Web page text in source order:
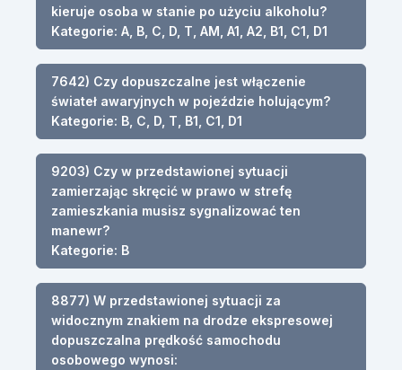
kieruje osoba w stanie po użyciu alkoholu?
Kategorie: A, B, C, D, T, AM, A1, A2, B1, C1, D1
7642) Czy dopuszczalne jest włączenie
świateł awaryjnych w pojeździe holującym?
Kategorie: B, C, D, T, B1, C1, D1
9203) Czy w przedstawionej sytuacji
zamierzając skręcić w prawo w strefę
zamieszkania musisz sygnalizować ten
manewr?
Kategorie: B
8877) W przedstawionej sytuacji za
widocznym znakiem na drodze ekspresowej
dopuszczalna prędkość samochodu
osobowego wynosi: